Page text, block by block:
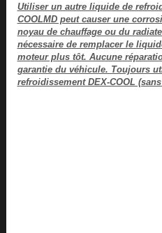
Utiliser un autre liquide de
COOLMD peut causer une
noyau de chauffage ou du
nécessaire de remplacer le
moteur plus tôt. Aucune
garantie du véhicule. Toujours
refroidissement DEX-COOL